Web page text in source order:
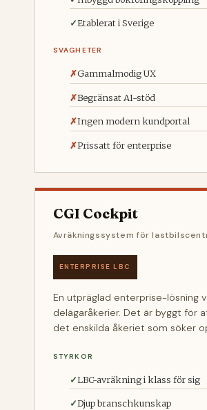
Etablerat i Sverige
SVAGHETER
Gammalmodig UX
Begränsat AI-stöd
Ingen modern kundportal
Prissatt för enterprise
CGI Cockpit
Avräkningssystem för
ENTERPRISE LBC
En utpräglad enterprise-lösning
delägaråkerier. Det är byggt för
det enskilda åkeriet som söker
STYRKOR
LBC-avräkning i klass för sig
Djup branschkunskap